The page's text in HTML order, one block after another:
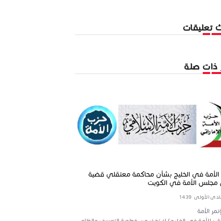
تعليقات
ذات صلة
الأمة في الخليج بشأن محاكمة معتقلي قضية
مجلس الأمة في الكويت
الأمة